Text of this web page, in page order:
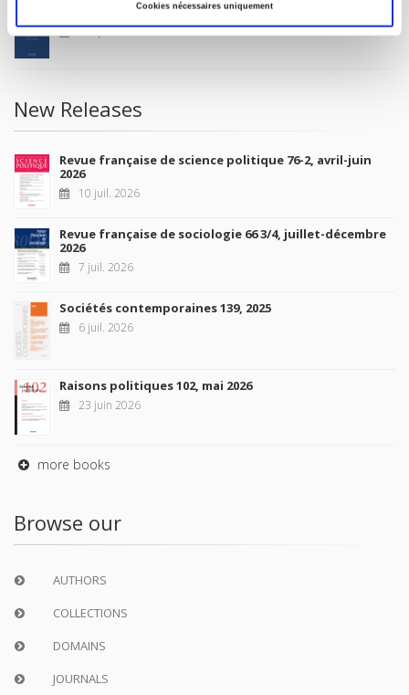
Cookies nécessaires uniquement
La France et l'Union européenne
4 sept. 2026
New Releases
Revue française de science politique 76-2, avril-juin
2026
10 juil. 2026
Revue française de sociologie 66 3/4, juillet-décembre
2026
7 juil. 2026
Sociétés contemporaines 139, 2025
6 juil. 2026
Raisons politiques 102, mai 2026
23 juin 2026
more books
Browse our
AUTHORS
COLLECTIONS
DOMAINS
JOURNALS